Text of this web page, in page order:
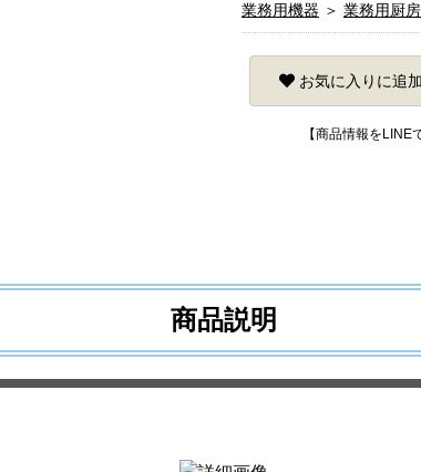
業務用機器 ＞ 業務用厨
お気に入りに追加
【商品情報をLINE
商品説明